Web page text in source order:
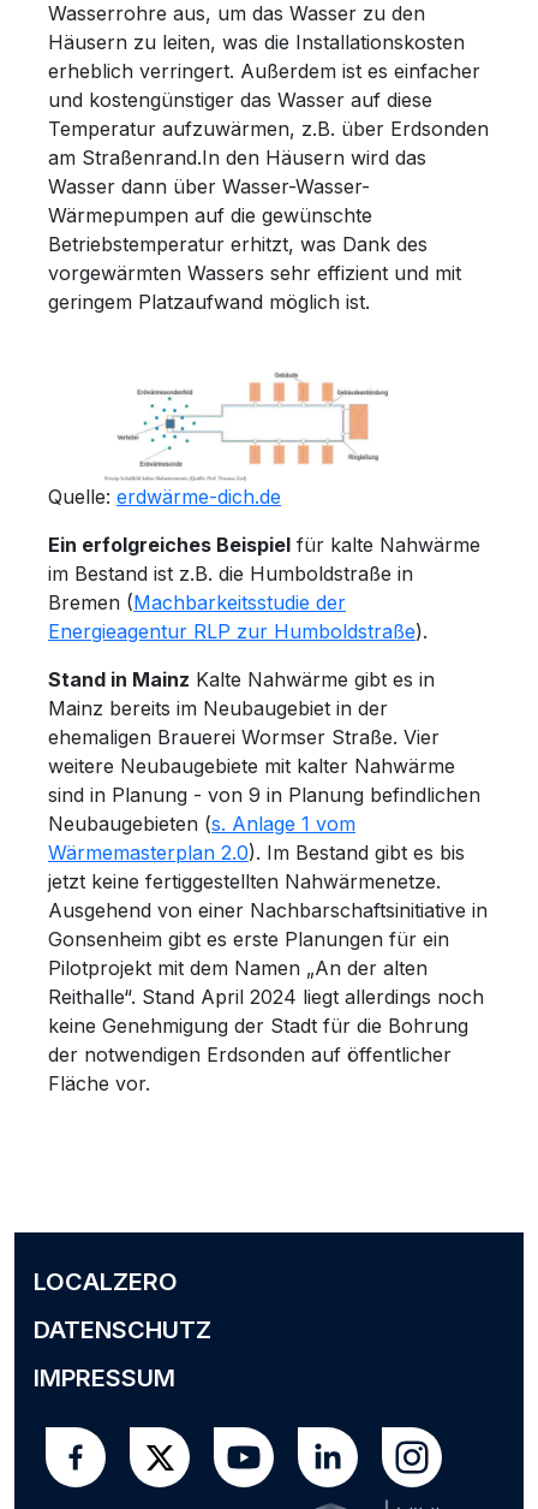
Wasserrohre aus, um das Wasser zu den
Häusern zu leiten, was die Installationskosten
erheblich verringert. Außerdem ist es einfacher
und kostengünstiger das Wasser auf diese
Temperatur aufzuwärmen, z.B. über Erdsonden
am Straßenrand.In den Häusern wird das
Wasser dann über Wasser-Wasser-
Wärmepumpen auf die gewünschte
Betriebstemperatur erhitzt, was Dank des
vorgewärmten Wassers sehr effizient und mit
geringem Platzaufwand möglich ist.
Quelle: erdwärme-dich.de
Ein erfolgreiches Beispiel für kalte Nahwärme
im Bestand ist z.B. die Humboldstraße in
Bremen (Machbarkeitsstudie der
Energieagentur RLP zur Humboldstraße).
Stand in Mainz Kalte Nahwärme gibt es in
Mainz bereits im Neubaugebiet in der
ehemaligen Brauerei Wormser Straße. Vier
weitere Neubaugebiete mit kalter Nahwärme
sind in Planung - von 9 in Planung befindlichen
Neubaugebieten (s. Anlage 1 vom
Wärmemasterplan 2.0). Im Bestand gibt es bis
jetzt keine fertiggestellten Nahwärmenetze.
Ausgehend von einer Nachbarschaftsinitiative in
Gonsenheim gibt es erste Planungen für ein
Pilotprojekt mit dem Namen „An der alten
Reithalle“. Stand April 2024 liegt allerdings noch
keine Genehmigung der Stadt für die Bohrung
der notwendigen Erdsonden auf öffentlicher
Fläche vor.
LOCALZERO
DATENSCHUTZ
IMPRESSUM